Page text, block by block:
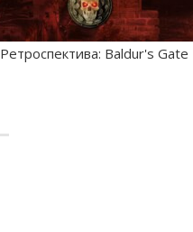
Ретроспектива: Baldur's Gate